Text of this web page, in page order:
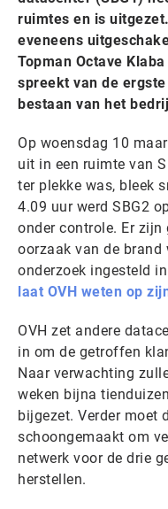
ruimtes en is
eveneens
Topman Octave
spreekt van de
bestaan van het
Op woensdag 10
uit in een ruimte van
ter plekke was, bleek
4.09 uur werd SBG2
onder controle. Er zijn
oorzaak van de brand
onderzoek ingesteld
laat OVH weten op
OVH zet andere
in om de getroffen
Naar verwachting
weken bijna
bijgezet. Verder moet
schoongemaakt om
netwerk voor de drie
herstellen.